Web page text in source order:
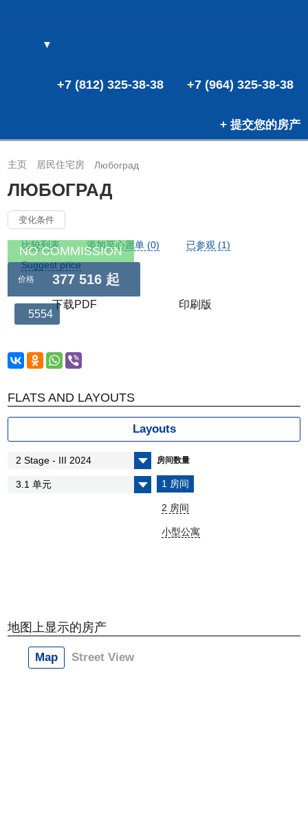
▼
+7 (964) 325-38-38
+7 (812) 325-38-38
+ 提交您的房产
主页 居民住宅房 Любоград
ЛЮБОГРАД
变化条件
比较列表 添加至心愿单 (0)
已参观 (1)
Suggest price
5554
NO COMMISSION
价格 377 516 起
下载PDF 印刷版
FLATS AND LAYOUTS
Layouts
房间数量
1 房间
2 房间
小型公寓
地图上显示的房产
Map Street View